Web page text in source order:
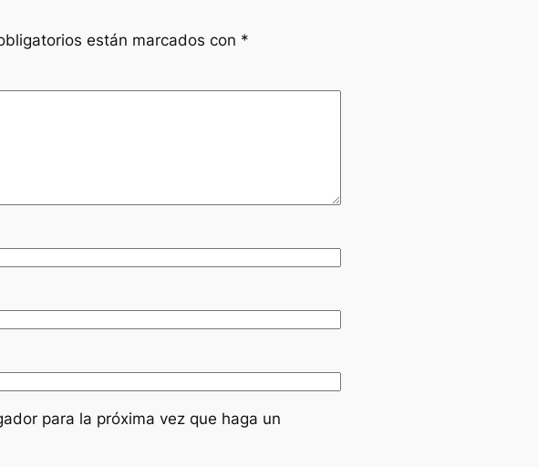
están marcados con *
para la próxima vez que haga un